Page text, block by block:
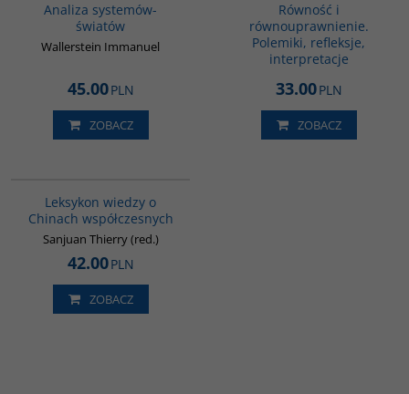
Analiza systemów-
światów
Wallerstein Immanuel
45.00PLN
ZOBACZ
Równość i
równouprawnienie.
Polemiki, refleksje,
interpretacje
33.00PLN
ZOBACZ
Leksykon wiedzy o
Chinach współczesnych
Sanjuan Thierry (red.)
42.00PLN
ZOBACZ